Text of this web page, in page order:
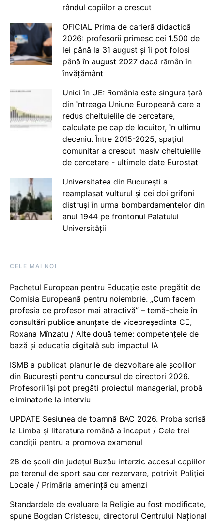
rândul copiilor a crescut
OFICIAL Prima de carieră didactică
2026: profesorii primesc cei 1.500 de
lei până la 31 august și îi pot folosi
până în august 2027 dacă rămân în
învățământ
Unici în UE: România este singura țară
din întreaga Uniune Europeană care a
redus cheltuielile de cercetare,
calculate pe cap de locuitor, în ultimul
deceniu. Între 2015-2025, spațiul
comunitar a crescut masiv cheltuielile
de cercetare - ultimele date Eurostat
Universitatea din București a
reamplasat vulturul și cei doi grifoni
distruși în urma bombardamentelor din
anul 1944 pe frontonul Palatului
Universității
CELE MAI NOI
Pachetul European pentru Educație este pregătit de
Comisia Europeană pentru noiembrie. „Cum facem
profesia de profesor mai atractivă” – temă-cheie în
consultări publice anunțate de vicepreședinta CE,
Roxana Mînzatu / Alte două teme: competențele de
bază și educația digitală sub impactul IA
ISMB a publicat planurile de dezvoltare ale școlilor
din București pentru concursul de directori 2026.
Profesorii își pot pregăti proiectul managerial, probă
eliminatorie la interviu
UPDATE Sesiunea de toamnă BAC 2026. Proba scrisă
la Limba și literatura română a început / Cele trei
condiții pentru a promova examenul
28 de școli din județul Buzău interzic accesul copiilor
pe terenul de sport sau cer rezervare, potrivit Poliției
Locale / Primăria amenință cu amenzi
Standardele de evaluare la Religie au fost modificate,
spune Bogdan Cristescu, directorul Centrului Național